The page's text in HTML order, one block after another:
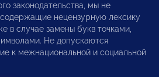
законодательства, мы не
нецензурную лексику
в случае замены букв точками,
Не допускаются
к межнациональной и социальной